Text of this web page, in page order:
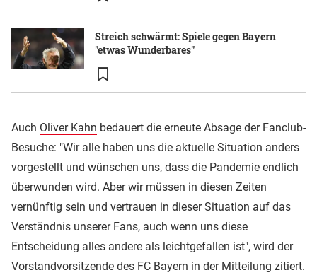
Streich schwärmt: Spiele gegen Bayern
"etwas Wunderbares"
Auch Oliver Kahn bedauert die erneute Absage der Fanclub-
Besuche: "Wir alle haben uns die aktuelle Situation anders
vorgestellt und wünschen uns, dass die Pandemie endlich
überwunden wird. Aber wir müssen in diesen Zeiten
vernünftig sein und vertrauen in dieser Situation auf das
Verständnis unserer Fans, auch wenn uns diese
Entscheidung alles andere als leichtgefallen ist", wird der
Vorstandvorsitzende des FC Bayern in der Mitteilung zitiert.